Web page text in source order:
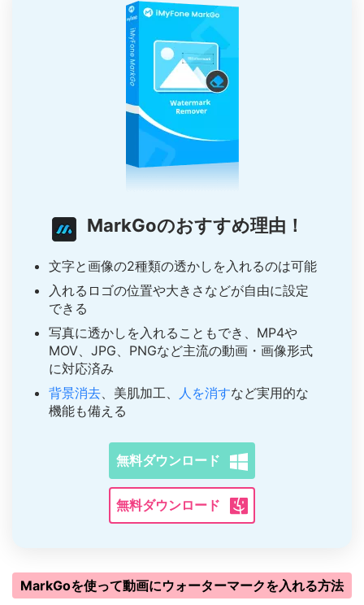
MarkGoのおすすめ理由！
文字と画像の2種類の透かしを入れるのは可能
入れるロゴの位置や大きさなどが自由に設定
できる
写真に透かしを入れることもでき、MP4や
MOV、JPG、PNGなど主流の動画・画像形式
に対応済み
背景消去、美肌加工、 人を消すなど実用的な
機能も備える
無料ダウンロード
無料ダウンロード
MarkGoを使って動画にウォーターマークを入れる方法